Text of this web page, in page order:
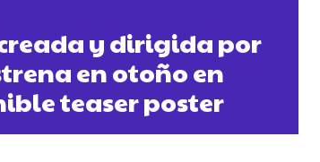
creada y dirigida por
en otoño en
teaser poster